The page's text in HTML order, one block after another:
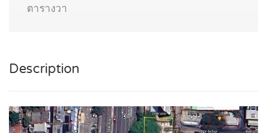
ตารางวา
Description